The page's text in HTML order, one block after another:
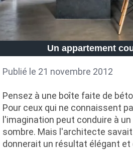
Un appartement
Publié le 21 novembre 2012
Pensez à une boîte faite de
Pour ceux qui ne connaissent
l'imagination peut conduire à
sombre. Mais l'architecte
donnerait un résultat élégant et